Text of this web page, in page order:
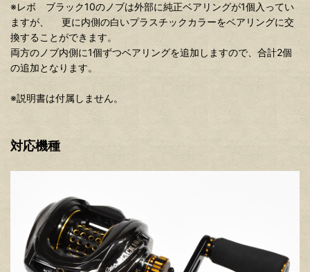
※レボ ブラック10のノブは外部に純正ベアリングが1個入ってい
ますが、 更に内側の白いプラスチックカラーをベアリングに交
換することができます。
両方のノブ内側に1個ずつベアリングを追加しますので、合計2個
の追加となります。
※説明書は付属しません。
対応機種